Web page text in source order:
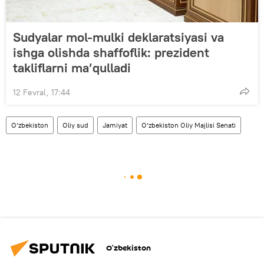
Sudyalar mol-mulki deklaratsiyasi va
ishga olishda shaffoflik: prezident
takliflarni ma’qulladi
12 Fevral, 17:44
O‘zbekiston Oliy sud Jamiyat O‘zbekiston Oliy Majlisi Senati
O‘zbekiston